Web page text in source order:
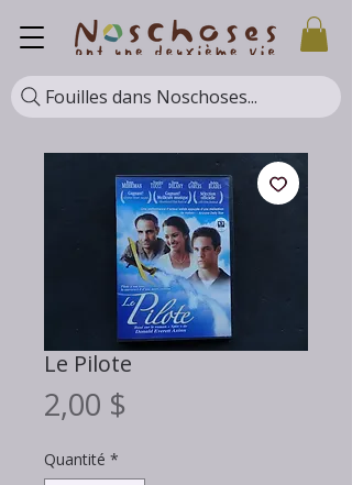
Fouilles dans Noschoses...
Le Pilote
2,00 $
Quantité *